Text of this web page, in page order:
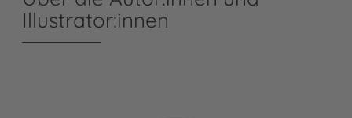
Illustrator:innen